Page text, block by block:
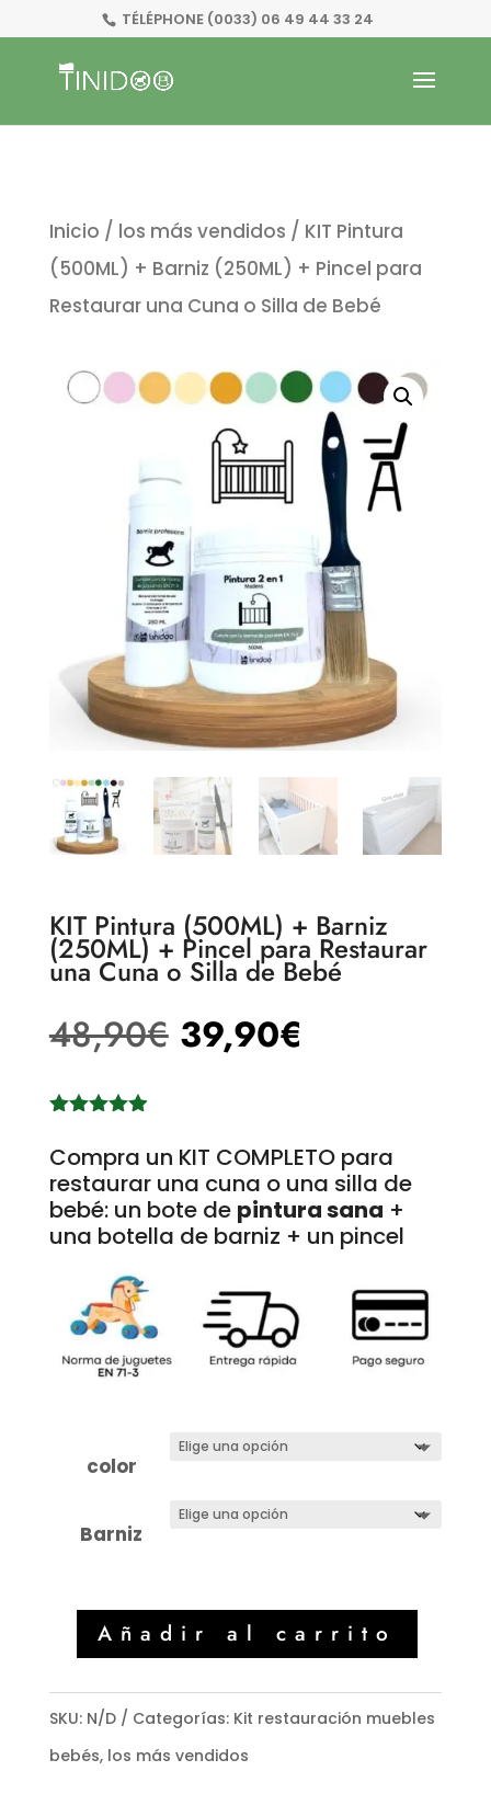
TÉLÉPHONE (0033) 06 49 44 33 24
Inicio / los más vendidos / KIT Pintura
(500ML) + Barniz (250ML) + Pincel para
Restaurar una Cuna o Silla de Bebé
KIT Pintura (500ML) + Barniz
(250ML) + Pincel para Restaurar
una Cuna o Silla de Bebé
48,90€ 39,90€
con4.87
de 5 en
base a
valoracione
s de
clientes
Compra un KIT COMPLETO para
restaurar una cuna o una silla de
bebé: un bote de pintura sana +
una botella de barniz + un pincel
color
Barniz
Añadir al carrito
SKU: N/D Categorías: Kit restauración muebles
bebés, los más vendidos